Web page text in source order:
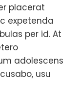
placerat
expetenda
per id. At
adolescens
usu